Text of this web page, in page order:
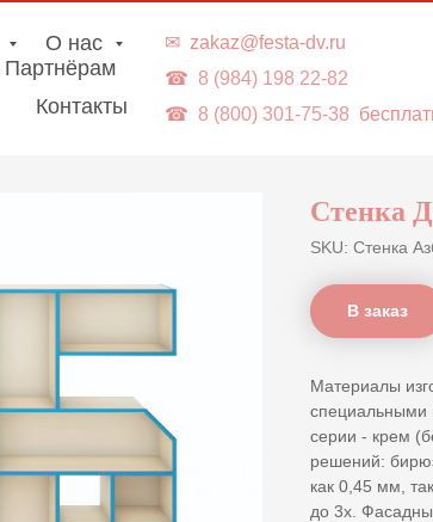
О нас
Партнёрам
Контакты
✉ zakaz@festa-dv.ru
☎ 8 (984) 198 22-82
☎ 8 (800) 301-75-38
Стенка
SKU: Стенка
В заказ
Материалы
специальными
серии - крем
решений:
как 0,45 мм,
до 3х.